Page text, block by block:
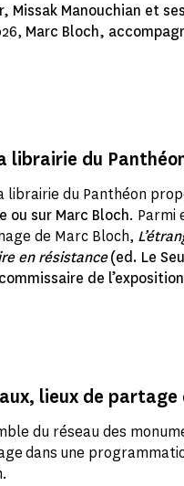
Missak Manouchian et
Marc Bloch,
librairie du
librairie du Panthéon
ou sur Marc Bloch. Parmi
de Marc Bloch,
en résistance(ed. Le
de
lieux de partage
du réseau des
dans une